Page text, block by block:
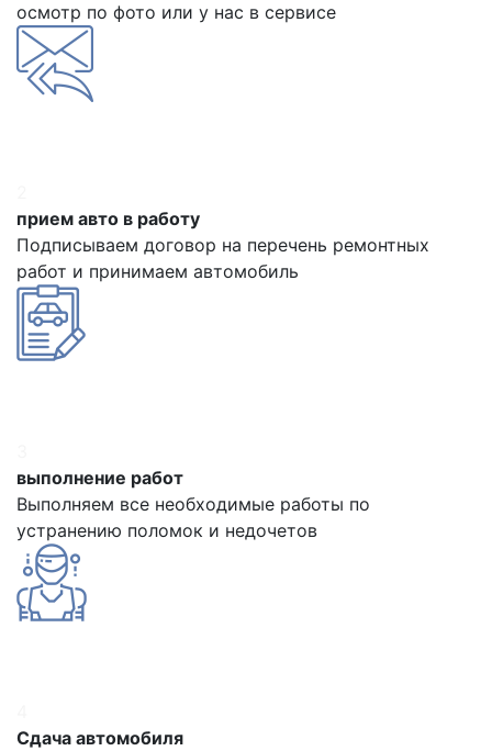
осмотр по фото или у нас в сервисе
прием авто в работу
Подписываем договор на перечень ремонтных
работ и принимаем автомобиль
выполнение работ
Выполняем все необходимые работы по
устранению поломок и недочетов
Сдача автомобиля